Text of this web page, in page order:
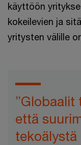
käyttöön
kokeilevien ja
yritysten välille
että
tekoälystä